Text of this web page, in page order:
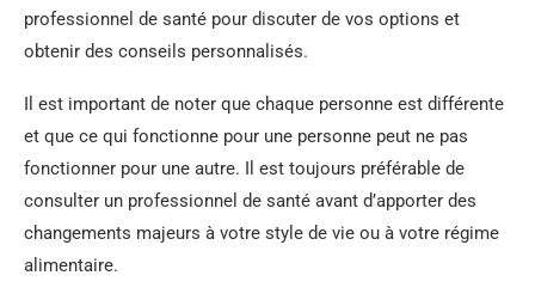
professionnel de santé pour discuter de vos options et
obtenir des conseils personnalisés.
Il est important de noter que chaque personne est différente
et que ce qui fonctionne pour une personne peut ne pas
fonctionner pour une autre. Il est toujours préférable de
consulter un professionnel de santé avant d’apporter des
changements majeurs à votre style de vie ou à votre régime
alimentaire.